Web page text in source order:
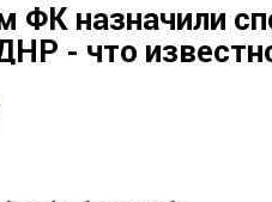
ФК назначили
- что